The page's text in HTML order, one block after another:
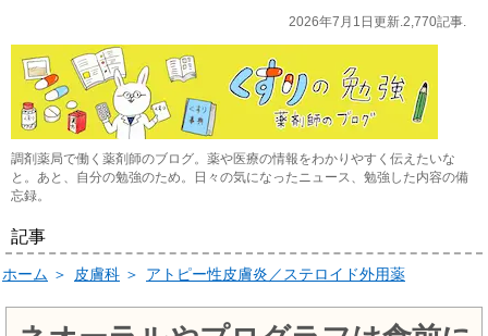
2026年7月1日更新.2,770記事.
調剤薬局で働く薬剤師のブログ。薬や医療の情報をわかりやすく伝えたいな
と。あと、自分の勉強のため。日々の気になったニュース、勉強した内容の備
忘録。
記事
ホーム ＞ 皮膚科 ＞ アトピー性皮膚炎／ステロイド外用薬